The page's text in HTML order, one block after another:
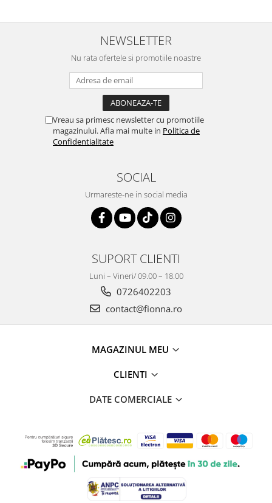
NEWSLETTER
Nu rata ofertele si promotiile noastre
Vreau sa primesc newsletter cu promotiile
magazinului. Afla mai multe in Politica de
Confidentialitate
SOCIAL
Urmareste-ne in social media
SUPORT CLIENTI
Luni – Vineri/ 09.00 – 18.00
0726402203
contact@fionna.ro
MAGAZINUL MEU
CLIENTI
DATE COMERCIALE